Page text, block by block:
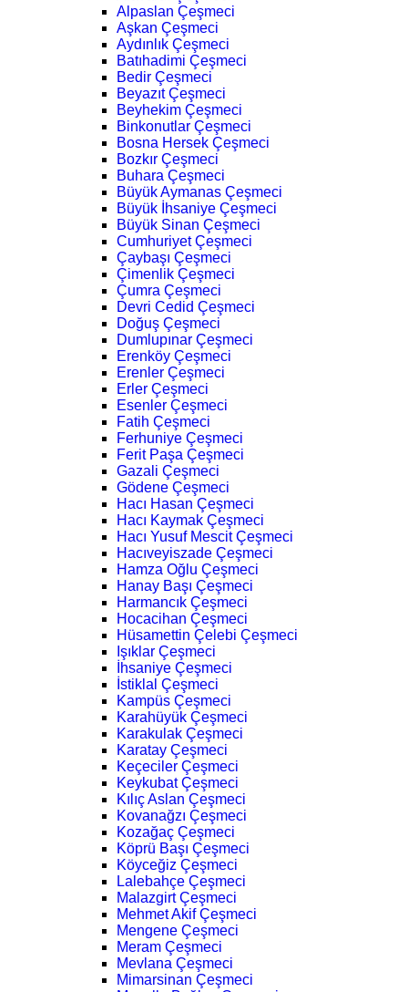
Alpaslan Çeşmeci
Aşkan Çeşmeci
Aydınlık Çeşmeci
Batıhadimi Çeşmeci
Bedir Çeşmeci
Beyazıt Çeşmeci
Beyhekim Çeşmeci
Binkonutlar Çeşmeci
Bosna Hersek Çeşmeci
Bozkır Çeşmeci
Buhara Çeşmeci
Büyük Aymanas Çeşmeci
Büyük İhsaniye Çeşmeci
Büyük Sinan Çeşmeci
Cumhuriyet Çeşmeci
Çaybaşı Çeşmeci
Çimenlik Çeşmeci
Çumra Çeşmeci
Devri Cedid Çeşmeci
Doğuş Çeşmeci
Dumlupınar Çeşmeci
Erenköy Çeşmeci
Erenler Çeşmeci
Erler Çeşmeci
Esenler Çeşmeci
Fatih Çeşmeci
Ferhuniye Çeşmeci
Ferit Paşa Çeşmeci
Gazali Çeşmeci
Gödene Çeşmeci
Hacı Hasan Çeşmeci
Hacı Kaymak Çeşmeci
Hacı Yusuf Mescit Çeşmeci
Hacıveyiszade Çeşmeci
Hamza Oğlu Çeşmeci
Hanay Başı Çeşmeci
Harmancık Çeşmeci
Hocacihan Çeşmeci
Hüsamettin Çelebi Çeşmeci
Işıklar Çeşmeci
İhsaniye Çeşmeci
İstiklal Çeşmeci
Kampüs Çeşmeci
Karahüyük Çeşmeci
Karakulak Çeşmeci
Karatay Çeşmeci
Keçeciler Çeşmeci
Keykubat Çeşmeci
Kılıç Aslan Çeşmeci
Kovanağzı Çeşmeci
Kozağaç Çeşmeci
Köprü Başı Çeşmeci
Köyceğiz Çeşmeci
Lalebahçe Çeşmeci
Malazgirt Çeşmeci
Mehmet Akif Çeşmeci
Mengene Çeşmeci
Meram Çeşmeci
Mevlana Çeşmeci
Mimarsinan Çeşmeci